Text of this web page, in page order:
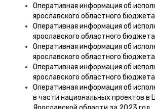
Оперативная информация об
ярославского областного
Оперативная информация об
ярославского областного
Оперативная информация об
ярославского областного
Оперативная информация об
ярославского областного
Оперативная информация об
в части национальных проектов в